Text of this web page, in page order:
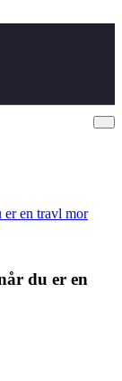
er en travl mor
du er en